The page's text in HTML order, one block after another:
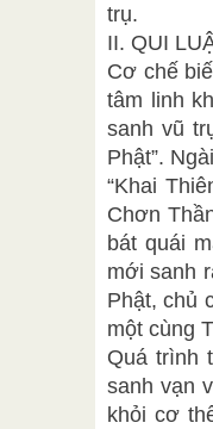
trụ.
II. QUI
Cơ chế
tâm linh
sanh vũ
Phật”.
“Khai
Chơn
bát quái
mới sanh
Phật, chủ
một cùng
Quá trình
sanh vạn
khỏi cơ